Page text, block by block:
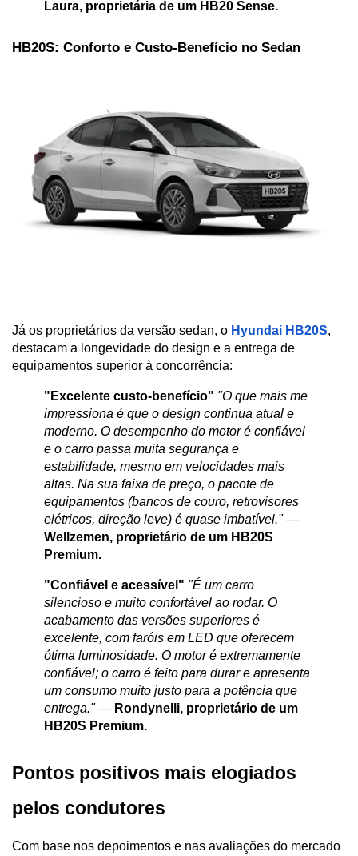
Laura, proprietária de um HB20 Sense.
HB20S: Conforto e Custo-Benefício no Sedan
Já os proprietários da versão sedan, o Hyundai HB20S,
destacam a longevidade do design e a entrega de
equipamentos superior à concorrência:
"Excelente custo-benefício" "O que mais me
impressiona é que o design continua atual e
moderno. O desempenho do motor é confiável
e o carro passa muita segurança e
estabilidade, mesmo em velocidades mais
altas. Na sua faixa de preço, o pacote de
equipamentos (bancos de couro, retrovisores
elétricos, direção leve) é quase imbatível."
Wellzemen, proprietário de um HB20S
Premium.
"Confiável e acessível" "É um carro
silencioso e muito confortável ao rodar. O
acabamento das versões superiores é
excelente, com faróis em LED que oferecem
ótima luminosidade. O motor é extremamente
confiável; o carro é feito para durar e apresenta
um consumo muito justo para a potência que
entrega." — Rondynelli, proprietário de um
HB20S Premium.
Pontos positivos mais elogiados
pelos condutores
Com base nos depoimentos e nas avaliações do mercado